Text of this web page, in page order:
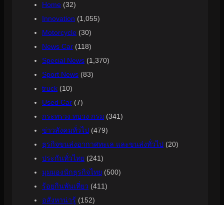
Home (32)
Innovation (1,055)
Motorcycle (30)
News Car (118)
Special News (1,370)
Sport News (83)
truck (10)
Used Car (7)
กระทรวง ทบวง กรม (341)
ข่าวสังคมทั่วไป (479)
ธุรกิจขนส่งอากาศทะเล และขนส่งทั่วไป (20)
ประกันทั่วไทย (241)
มุมมองนักธุรกิจไทย (500)
ร้อยกินพันเที่ยว (411)
อสังหาน่ารู้ (152)